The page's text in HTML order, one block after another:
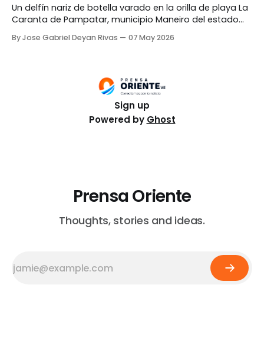
Un delfín nariz de botella varado en la orilla de playa La
Caranta de Pampatar, municipio Maneiro del estado
pescadores, funcionarios del ministerio de
By Jose Gabriel Deyan Rivas 07 May 2026
Sign up
Powered by Ghost
Prensa Oriente
Thoughts, stories and ideas.